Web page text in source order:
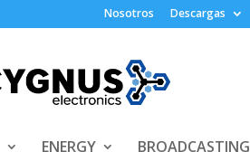
Nosotros Descargas
ENERGY BROADCASTING